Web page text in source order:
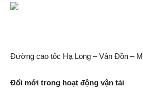
Đường cao tốc Hạ Long – Vân Đồn –
Đổi mới trong hoạt động vận tải